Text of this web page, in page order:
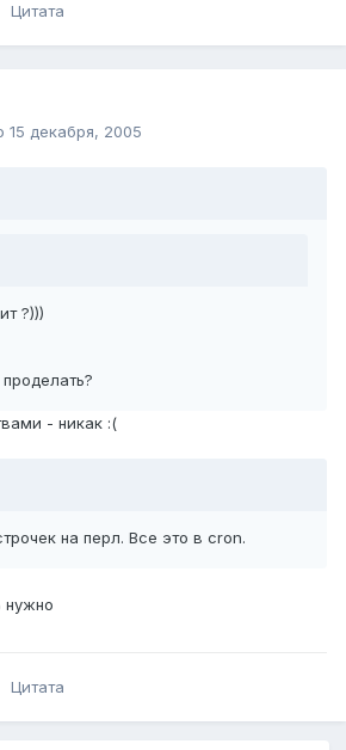
Цитата
15 декабря, 2005
?)))
- никак :(
на перл. Все это в cron.
нужно
Цитата